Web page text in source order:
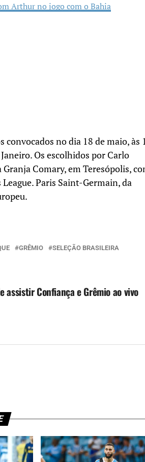
Arthur no jogo com o Bahia
no dia 18 de maio, às
Os escolhidos por Carlo
Comary, em Teresópolis,
Paris Saint-Germain, da
GRÊMIO
SELEÇÃO BRASILEIRA
assistir Confiança e Grêmio ao vivo